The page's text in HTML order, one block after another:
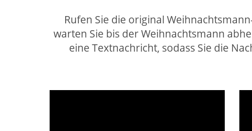
Rufen Sie die original
warten Sie bis der Weihnachtsmann
eine Textnachricht, sodass Sie die